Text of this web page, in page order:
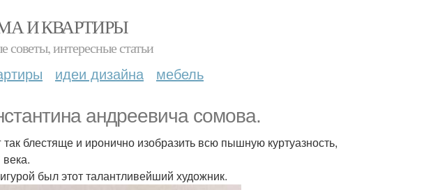
И КВАРТИРЫ
советы, интересные статьи
идеи дизайна мебель
андреевича сомова.
блестяще и иронично изобразить всю пышную куртуазность,
был этот талантливейший художник.